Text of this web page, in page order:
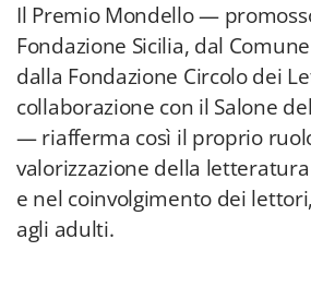
Il Premio Mondello —
Fondazione Sicilia, dal
dalla Fondazione Circolo dei
collaborazione con il Salone
— riafferma così il proprio
valorizzazione della
e nel coinvolgimento dei
agli adulti.